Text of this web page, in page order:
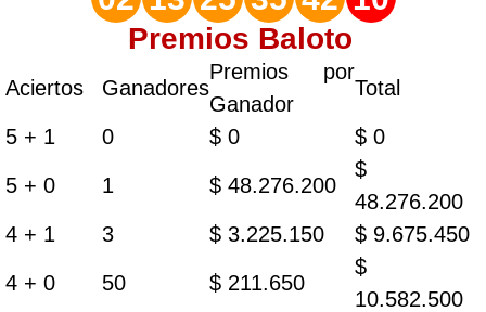
Premios Baloto
Aciertos Ganadores
Premios por
Ganador
Total
5 + 1 0 $ 0 $ 0
5 + 0 1 $ 48.276.200
$
48.276.200
4 + 1
3 $ 3.225.150 $ 9.675.450
4 + 0 50 $ 211.650
$
10.582.500